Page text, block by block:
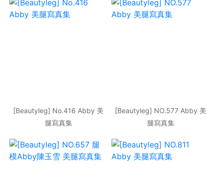
[Beautyleg] No.416 Abby 美
腿寫真集
[Beautyleg] NO.577 Abby 美
腿寫真集